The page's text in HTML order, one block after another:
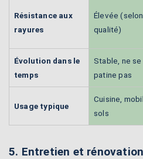
Résistance aux
rayures
Élevée
qualité)
Évolution dans le
temps
Stable, ne se
patine pas
Usage typique
Cuisine,
sols
5. Entretien et